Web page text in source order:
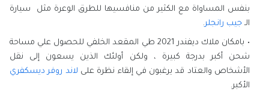
بنفس المساواة مع الكثير من منافسيها للطرق الوعرة مثل سيارة
الـ جيب رانجلر.
بامكان ملاك ديفندر 2021 طي المقعد الخلفي للحصول علي مساحة
شحن أكبر بدرجة كبيرة ، ولكن أولئك الذين يسعون إلى نقل
الأشخاص والعتاد قد يرغبون في إلقاء نظرة على لاند روفر ديسكفري
الأكبر.